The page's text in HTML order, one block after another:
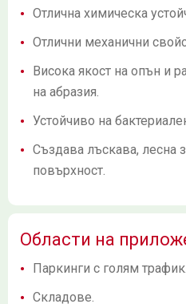
Отлична химическа
Отлични механични
Висока якост на опън и
на абразия.
Устойчиво на
Създава лъскава, лесна
повърхност.
Области на
Паркинги с голям трафик.
Складове.